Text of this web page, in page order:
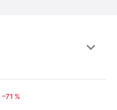
–71 %